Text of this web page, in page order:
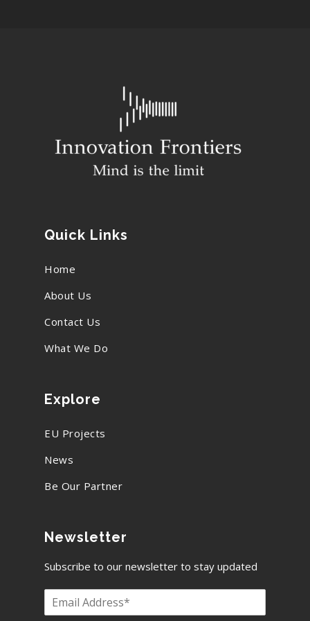
Quick Links
Home
About Us
Contact Us
What We Do
Explore
EU Projects
News
Be Our Partner
Newsletter
Subscribe to our newsletter to stay updated